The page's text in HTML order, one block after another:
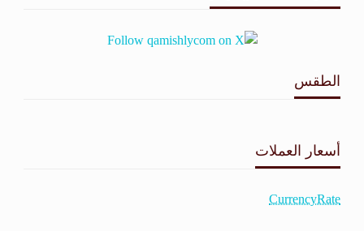
الطقس
أسعار العملات
CurrencyRate